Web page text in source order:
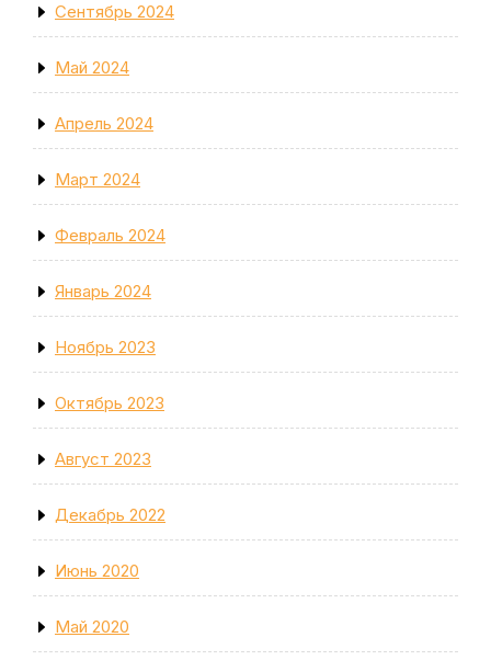
Сентябрь 2024
Май 2024
Апрель 2024
Март 2024
Февраль 2024
Январь 2024
Ноябрь 2023
Октябрь 2023
Август 2023
Декабрь 2022
Июнь 2020
Май 2020